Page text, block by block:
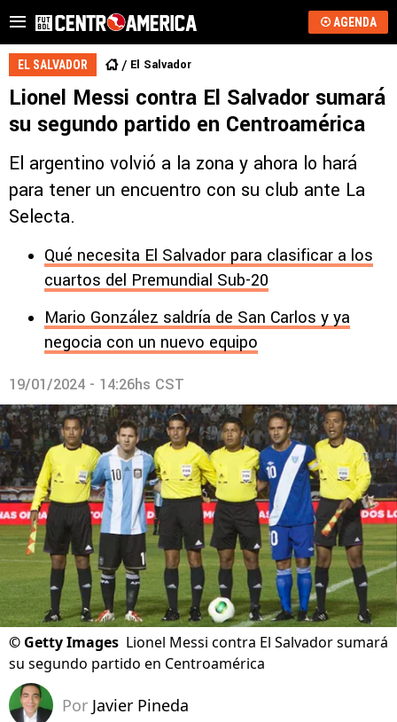
AGENDA
EL SALVADOR El Salvador
Lionel Messi contra El Salvador sumará
su segundo partido en Centroamérica
El argentino volvió a la zona y ahora lo hará
para tener un encuentro con su club ante La
Selecta.
Qué necesita El Salvador para clasificar a los
cuartos del Premundial Sub-20
Mario González saldría de San Carlos y ya
negocia con un nuevo equipo
19/01/2024 - 14:26hs CST
© Getty Images Lionel Messi contra El Salvador sumará
su segundo partido en Centroamérica
Por Javier Pineda